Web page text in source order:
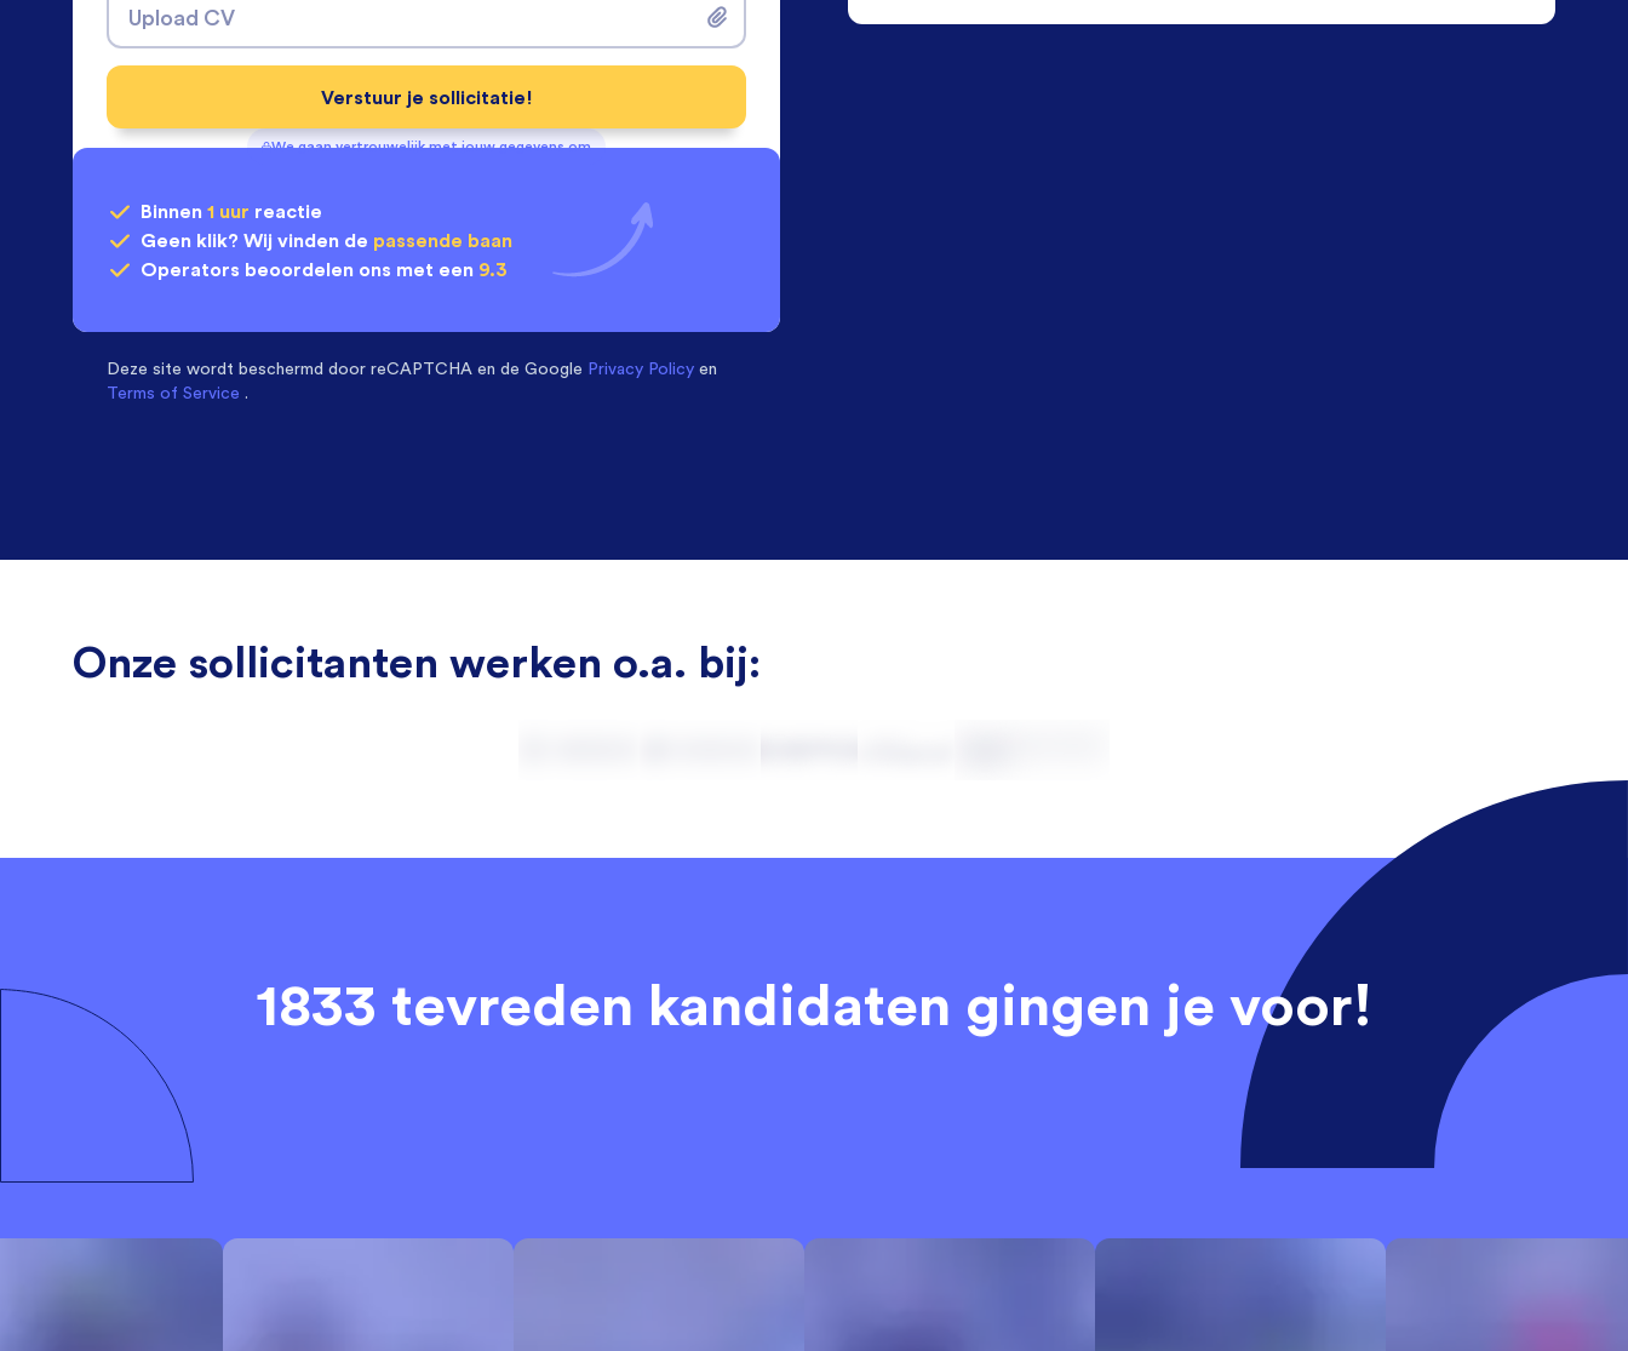
Upload CV
We gaan vertrouwelijk met jouw gegevens om
Verstuur je sollicitatie!
Binnen 1 uur reactie
Geen klik? Wij vinden de passende baan
Operators beoordelen ons met een 9.3
Deze site wordt beschermd door reCAPTCHA en de Google Privacy Policy en
Terms of Service .
Onze sollicitanten werken o.a. bij:
1833 tevreden kandidaten gingen je voor!